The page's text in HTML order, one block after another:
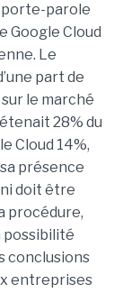
porte-parole
Google Cloud
Le
part de
le marché
28% du
Cloud 14%,
présence
doit être
procédure,
possibilité
conclusions
entreprises